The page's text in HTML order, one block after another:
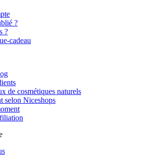
?
?
cadeau
de cosmétiques naturels
selon Niceshops